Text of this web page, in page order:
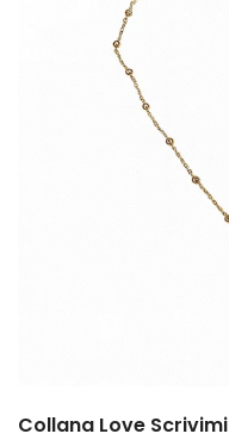
Collana Love Scrivimi